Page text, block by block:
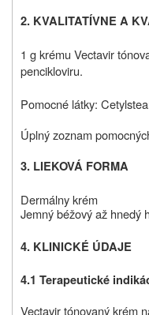
2. KVALITATÍVNE A
1 g krému Vectavir
pencikloviru.
Pomocné látky:
Úplný zoznam
3. LIEKOVÁ FORMA
Dermálny krém
Jemný béžový až hnedý
4. KLINICKÉ ÚDAJE
4.1 Terapeutické
Vectavir tónovaný krém